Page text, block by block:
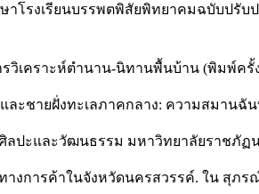
โรงเรียนบรรพตพิสัยพิทยาคมฉบับปรั
วิเคราะห์ตำนาน-นิทานพื้นบ้าน (พิมพ์ค
ละชายฝั่งทะเลภาคกลาง: ความสมาน
ลปะและวัฒนธรรม มหาวิทยาลัยราชภัฏ
งการค้าในจังหวัดนครสวรรค์. ใน สุภ